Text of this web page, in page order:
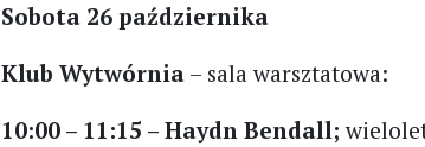
Sobota 26 października
Klub Wytwórnia – sala warsztatowa:
10:00 – 11:15 – Haydn Bendall;